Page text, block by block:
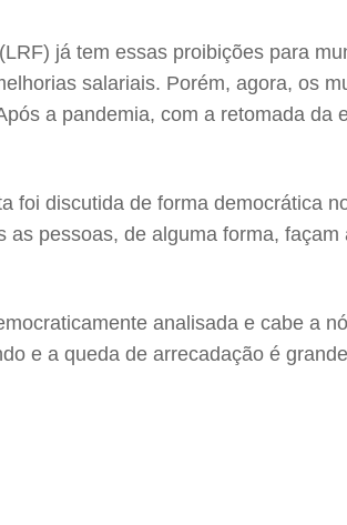
já tem essas proibições para
salariais. Porém, agora, os
a pandemia, com a retomada
discutida de forma democrática
pessoas, de alguma forma,
analisada e cabe a
e a queda de arrecadação é